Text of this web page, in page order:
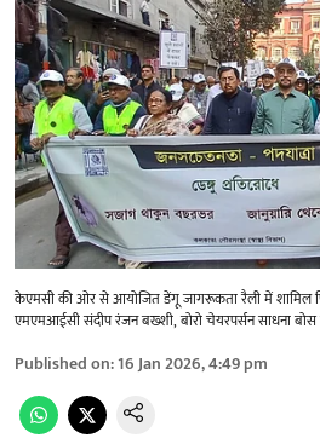
केएमसी की ओर से आयोजित डेंगू जागरूकता रैली में शामिल
एमएमआईसी संदीप रंजन बख्शी, बोरो चेयरपर्सन साधना
Published on:16 Jan 2026, 4:49 pm